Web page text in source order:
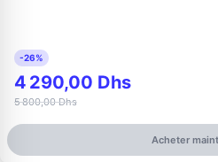
-26%
4 290,00 Dhs
5 800,00 Dhs
Acheter